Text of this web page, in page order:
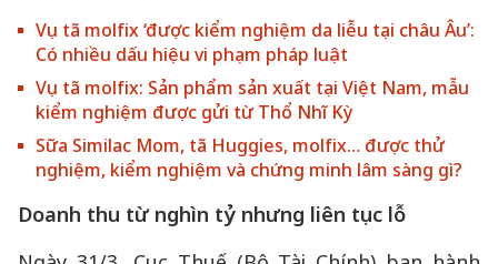
Vụ tã molfix ‘được kiểm nghiệm da liễu tại châu Âu’:
Có nhiều dấu hiệu vi phạm pháp luật
Vụ tã molfix: Sản phẩm sản xuất tại Việt Nam, mẫu
kiểm nghiệm được gửi từ Thổ Nhĩ Kỳ
Sữa Similac Mom, tã Huggies, molfix… được thử
nghiệm, kiểm nghiệm và chứng minh lâm sàng gì?
Doanh thu từ nghìn tỷ nhưng liên tục lỗ